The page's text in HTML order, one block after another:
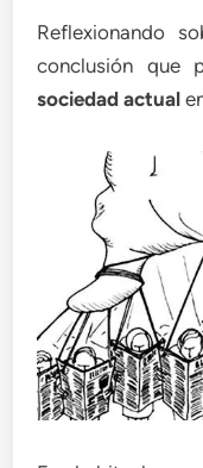
Reflexionando
conclusión que
sociedad actual